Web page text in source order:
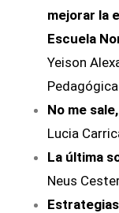
mejorar la
Escuela
Yeison
No me
Lucia
La última
Neus